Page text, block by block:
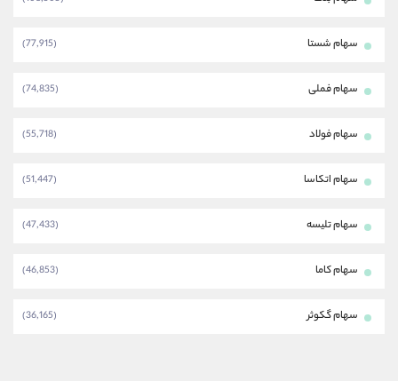
سهام شستا (77,915)
سهام فملی (74,835)
سهام فولاد (55,718)
سهام اتکاسا (51,447)
سهام تلیسه (47,433)
سهام کاما (46,853)
سهام گکوثر (36,165)